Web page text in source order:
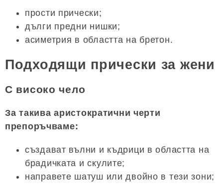
прости прически;
дълги предни нишки;
асиметрия в областта на бретон.
Подходящи прически за жени
С високо чело
За такива аристократични черти
препоръчваме:
създават вълни и къдрици в областта на
брадичката и скулите;
направете шатуш или двойно в тези зони;